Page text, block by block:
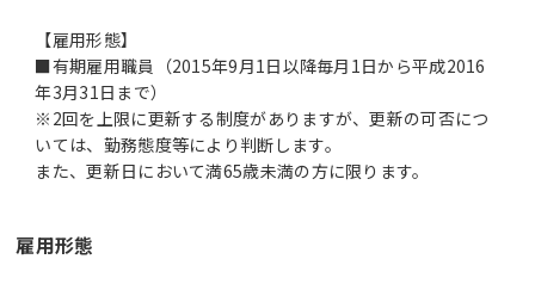
【雇用形態】
■有期雇用職員（2015年9月1日以降毎月1日から平成2016
年3月31日まで）
※2回を上限に更新する制度がありますが、更新の可否につ
いては、勤務態度等により判断します。
また、更新日において満65歳未満の方に限ります。
雇用形態